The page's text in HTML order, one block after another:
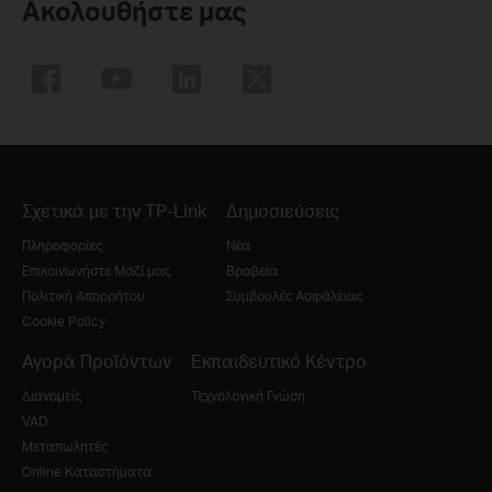
Ακολουθήστε μας
Σχετικά με την TP-Link
Πληροφορίες
Επικοινωνήστε Μαζί μας
Πολιτική Απορρήτου
Cookie Policy
Δημοσιεύσεις
Νέα
Βραβεία
Συμβουλές Ασφάλειας
Αγορά Προϊόντων
Διανομείς
VAD
Μεταπωλητές
Online Καταστήματα
Εκπαιδευτικό Κέντρο
Τεχνολογική Γνώση